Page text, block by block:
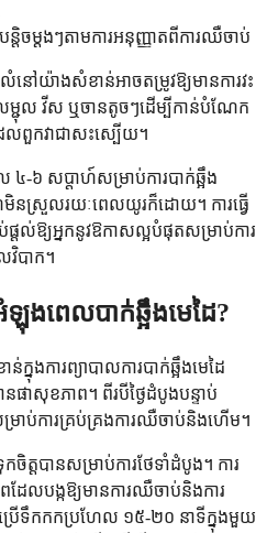
តិចម្តងៗតាមការអនុញ្ញាតពីការឈឺចាប់
ទីលំនៅយ៉ាងសំខាន់អាចតម្រូវឱ្យមានការវះ
លម្ជុល វីស ឬចានតូចៗដើម្បីកាន់បំណែក
លពួកវាជាសះស្បើយ។
-៦ សប្តាហ៍សម្រាប់ការបាក់ឆ្អឹង
មិនស្រួលរយៈពេលយូរក៏ដោយ។ ការធ្វើ
ផ្តល់ឱ្យអ្នកនូវឱកាសល្អបំផុតសម្រាប់ការ
បាក។
ឡុងពេលបាក់ឆ្អឹងមេដៃ?
ក្នុងការព្យាបាលការបាក់ឆ្អឹងមេដៃ
ាសុខភាព។ ពីរបីថ្ងៃដំបូងបន្ទាប់
ាប់ការគ្រប់គ្រងការឈឺចាប់និងហើម។
ត្តបានសម្រាប់ការថែទាំដំបូង។ ការ
ែលបង្កឱ្យមានការឈឺចាប់និងការ
រើទឹកកកប្រហែល ១៥-២០ នាទីក្នុងមួយ